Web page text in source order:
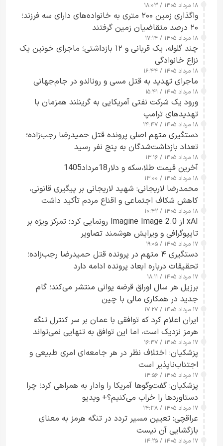
۱۸ مرداد ۱۴۰۵ / ۱۸:۰۳
واگذاری زمین ۲۰۰ متری به خانواده‌های دارای سه فرزند؛
۲۰ درصد متقاضیان زمین گرفتند
۱۸ مرداد ۱۴۰۵ / ۱۷:۱۴
چند گلوله، یک قربانی و ۱۲ بازداشتی؛ ماجرای خونین یک
نزاع خانوادگی
۱۸ مرداد ۱۴۰۵ / ۱۶:۴۴
ماجرای تهدید به قتل مسی و رونالدو در جام‌جهانی
۱۸ مرداد ۱۴۰۵ / ۱۵:۴۱
ورود یک شرکت نفتی آمریکایی به گرینلند همزمان با
تهدیدهای ترامپ
۱۸ مرداد ۱۴۰۵ / ۱۴:۴۷
دستگیری متهم اصلی پرونده قتل حمیدرضا رجب‌زاده؛
تعداد بازداشت‌شدگان به پنج نفر رسید
۱۸ مرداد ۱۴۰۵ / ۱۳:۱۶
آخرین قیمت طلا،سکه و دلار18مرداد1405
۱۸ مرداد ۱۴۰۵ / ۱۳:۰۰
محمدرضا لاریجانی: شهید لاریجانی بر پیگیری قانونی،
کاهش شکاف اجتماعی و اقناع مردم تأکید داشت
۱۸ مرداد ۱۴۰۵ / ۱۰:۴۲
xAI از Imagine Image 2.0 رونمایی کرد؛ تمرکز ویژه بر
تایپوگرافی و ویرایش هوشمند تصاویر
۱۷ مرداد ۱۴۰۵ / ۱۹:۰۵
دستگیری ۴ متهم در پرونده قتل حمیدرضا رجب‌زاده؛
تحقیقات درباره ابعاد پرونده ادامه دارد
۱۷ مرداد ۱۴۰۵ / ۱۸:۱۱
برزیل هر سال اوراق قرضه یوانی منتشر می‌کند؛ گام
جدید در همکاری مالی با چین
۱۷ مرداد ۱۴۰۵ / ۱۷:۲۷
ایران اعلام کرد که توافقی با عمان بر سر کنترل تنگه
هرمز نزدیک است، اما این توافق به تنهایی نمی‌تواند
آبراه را آزاد کند
۱۷ مرداد ۱۴۰۵ / ۱۶:۴۷
پزشکیان: اختلاف نظر در هر جامعه‌ای امری طبیعی و
اجتناب‌ناپذیر است
۱۷ مرداد ۱۴۰۵ / ۱۴:۵۶
پزشکیان: گفت‌وگوها آمریکا را وادار به همراهی کرد؛ چرا
دستاوردها را خراب می‌کنیم؟+ ویدیو
۱۷ مرداد ۱۴۰۵ / ۱۴:۳۸
عراقچی: تعیین مسیر تردد در تنگه هرمز به معنای
بازگشایی آن نیست
۱۷ مرداد ۱۴۰۵ / ۱۴:۲۵